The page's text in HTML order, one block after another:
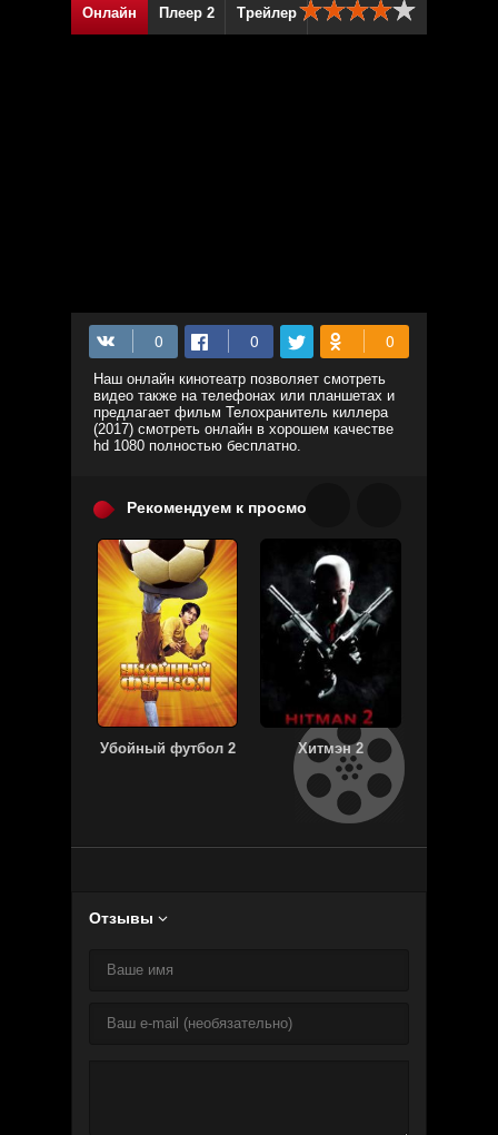
Онлайн Плеер 2 Трейлер
Наш онлайн кинотеатр позволяет смотреть
видео также на телефонах или планшетах и
предлагает фильм Телохранитель киллера
(2017) смотреть онлайн в хорошем качестве
hd 1080 полностью бесплатно.
Рекомендуем к просмотру:
Убойный футбол 2 Хитмэн 2
Отзывы 